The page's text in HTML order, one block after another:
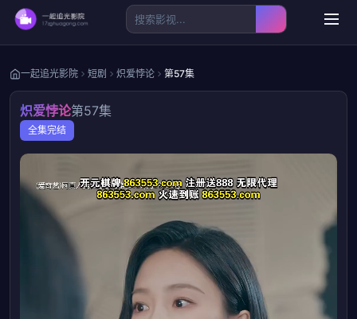
一起追光影院 短剧 炽爱悖论 第57集
炽爱悖论第57集
全集完结